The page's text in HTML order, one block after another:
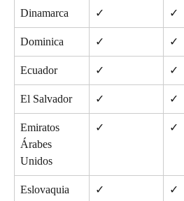
Dinamarca ✓ ✓
Dominica ✓ ✓
Ecuador ✓ ✓
El Salvador ✓ ✓
Emiratos
Árabes
Unidos
✓ ✓
Eslovaquia ✓ ✓